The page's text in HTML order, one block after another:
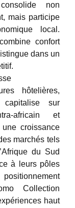
non
mais participe
local.
confort
dans un
hôtelières,
capitalise sur
africain et
croissance
marchés tels
du Sud
à leurs pôles
Collection
haut